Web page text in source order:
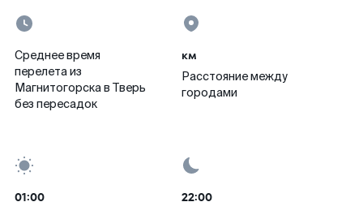
Среднее время
перелета из
Магнитогорска в Тверь
без пересадок
км
Расстояние между
городами
01:00 22:00